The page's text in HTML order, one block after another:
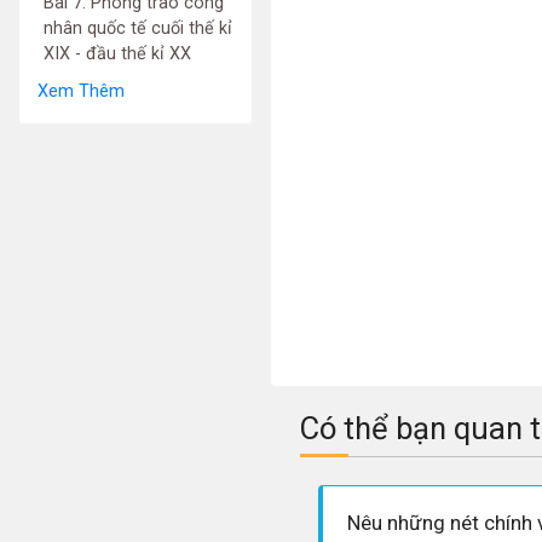
nhân quốc tế cuối thế kỉ
XIX - đầu thế kỉ XX
Xem Thêm
Có thể bạn quan